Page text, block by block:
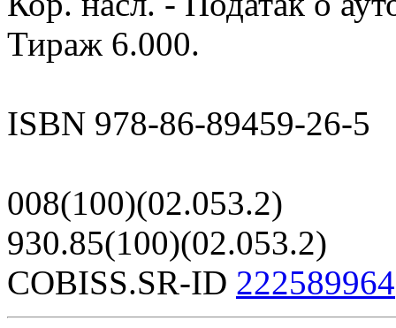
Тираж 6.000.
ISBN 978-86-89459-26-5
008(100)(02.053.2)
930.85(100)(02.053.2)
COBISS.SR-ID 222589964